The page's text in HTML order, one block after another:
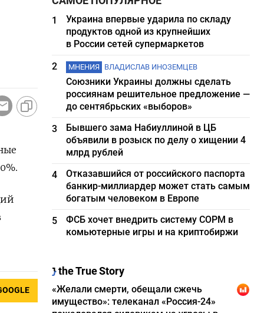
1
Украина впервые ударила по складу
продуктов одной из крупнейших
в России сетей супермаркетов
2
МНЕНИЯ ВЛАДИСЛАВ ИНОЗЕМЦЕВ
Союзники Украины должны сделать
россиянам решительное предложение —
до сентябрьских «выборов»
3
Бывшего зама Набиуллиной в ЦБ
объявили в розыск по делу о хищении 4
млрд рублей
4
Отказавшийся от российского паспорта
банкир-миллиардер может стать самым
богатым человеком в Европе
5
ФСБ хочет внедрить систему СОРМ в
комьютерные игры и на криптобиржи